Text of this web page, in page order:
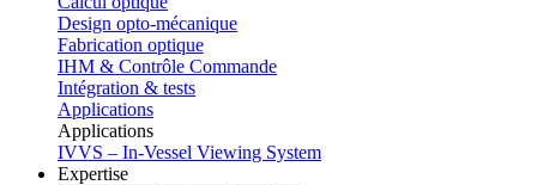
Design opto-mécanique
Fabrication optique
IHM & Contrôle Commande
Intégration & tests
Applications
Applications
IVVS – In-Vessel Viewing System
Expertise